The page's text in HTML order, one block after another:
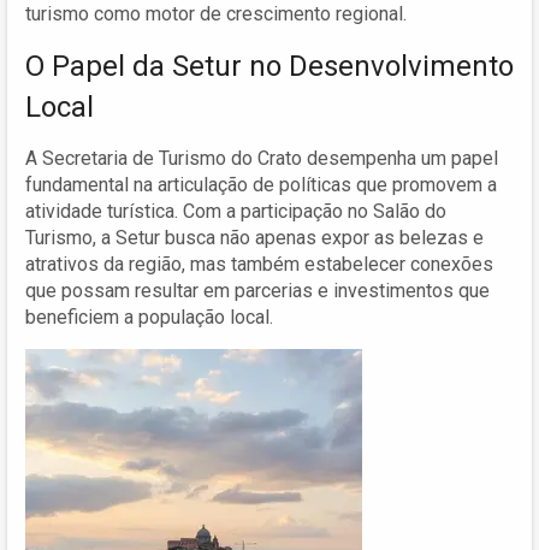
turismo como motor de crescimento regional.
O Papel da Setur no Desenvolvimento
Local
A Secretaria de Turismo do Crato desempenha um papel
fundamental na articulação de políticas que promovem a
atividade turística. Com a participação no Salão do
Turismo, a Setur busca não apenas expor as belezas e
atrativos da região, mas também estabelecer conexões
que possam resultar em parcerias e investimentos que
beneficiem a população local.